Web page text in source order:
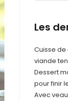
Les
Cuisse de
viande
Dessert
pour finir
Avec